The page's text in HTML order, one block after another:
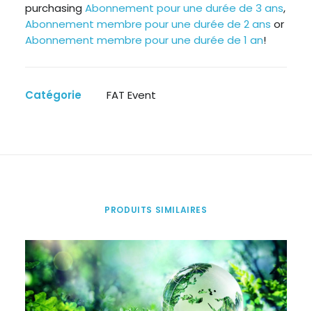
du
livre
« L’Intelligence
relation
purchasing Abonnement pour une durée de 3 ans,
Abonnement membre pour une durée de 2 ans or
Abonnement membre pour une durée de 1 an!
Catégorie FAT Event
PRODUITS SIMILAIRES